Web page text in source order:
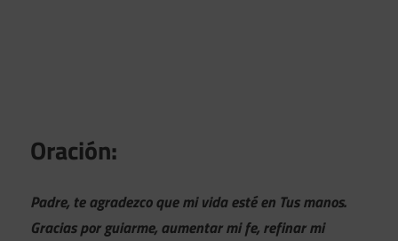
Oración:
Padre, te agradezco que mi vida esté en Tus manos.
Gracias por guiarme, aumentar mi fe, refinar mi